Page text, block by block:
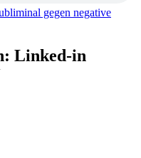
gegen negative
Linked-in